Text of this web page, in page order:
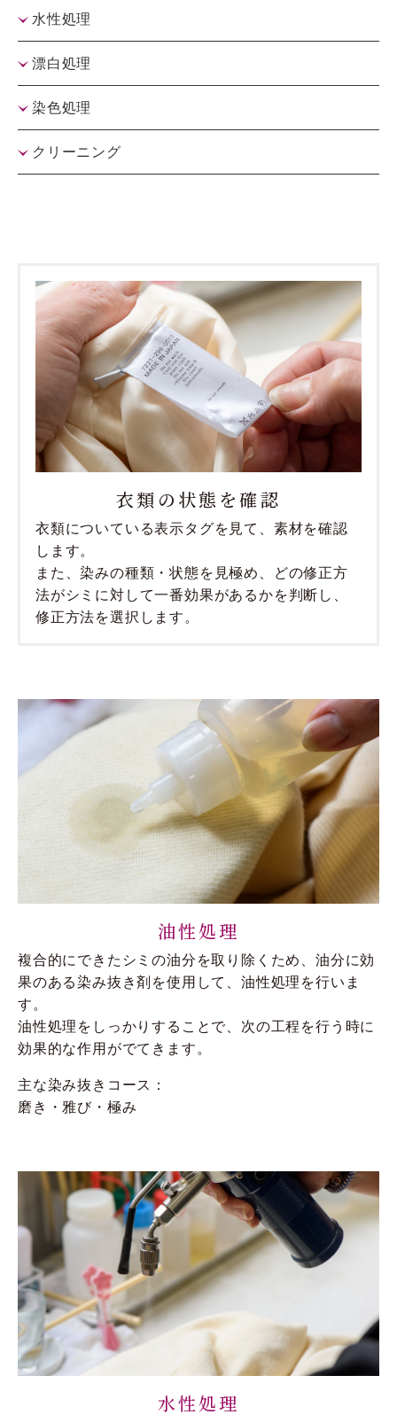
水性処理
漂白処理
染色処理
クリーニング
衣類の状態を確認
衣類についている表示タグを見て、素材を確認
します。
また、染みの種類・状態を見極め、どの修正方
法がシミに対して一番効果があるかを判断し、
修正方法を選択します。
油性処理
複合的にできたシミの油分を取り除くため、油分に効
果のある染み抜き剤を使用して、油性処理を行いま
す。
油性処理をしっかりすることで、次の工程を行う時に
効果的な作用がでてきます。
主な染み抜きコース：
磨き・雅び・極み
水性処理